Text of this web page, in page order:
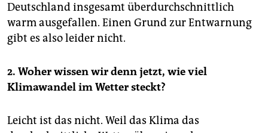
Deutschland insgesamt überdurchschnittlich
warm ausgefallen. Einen Grund zur Entwarnung
gibt es also leider nicht.
2. Woher wissen wir denn jetzt, wie viel
Klimawandel im Wetter steckt?
Leicht ist das nicht. Weil das Klima das